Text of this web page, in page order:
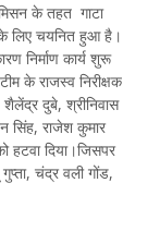
के तहत गाटा
लिए चयनित हुआ है।
निर्माण कार्य शुरू
के राजस्व निरीक्षक
शैलेंद्र दुबे, श्रीनिवास
सिंह, राजेश कुमार
दिया।जिसपर
चंद्र वली गोंड,